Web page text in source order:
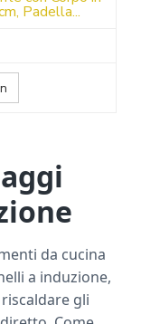
Padella...
da cucina
a induzione,
gli